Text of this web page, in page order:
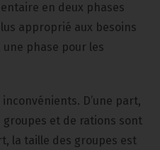
en deux phases
approprié aux besoins
une phase pour les
D’une part,
et de rations sont
la taille des groupes est